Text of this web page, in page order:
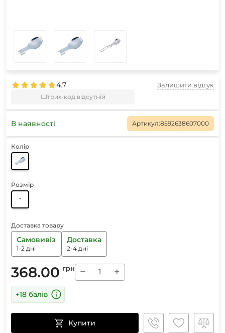
4.7
Штрих-код відсутній
Залишити відгук
В наявності Артикул:8592638607000
Колір
Розмір
-
Доставка товару
Самовивіз
1-2 дні
Доставка
2-4 дні
368.00 грн − +
+18 балів
Купити